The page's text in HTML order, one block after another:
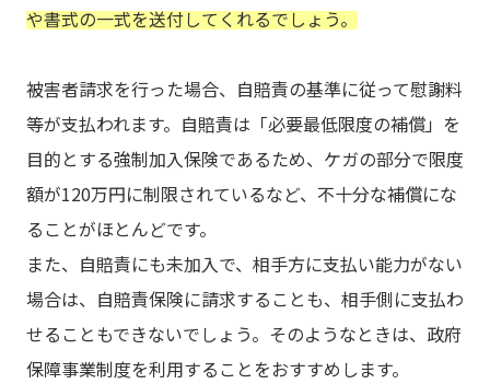
や書式の一式を送付してくれるでしょう。
被害者請求を行った場合、自賠責の基準に従って慰謝料
等が支払われます。自賠責は「必要最低限度の補償」を
目的とする強制加入保険であるため、ケガの部分で限度
額が120万円に制限されているなど、不十分な補償にな
ることがほとんどです。
また、自賠責にも未加入で、相手方に支払い能力がない
場合は、自賠責保険に請求することも、相手側に支払わ
せることもできないでしょう。そのようなときは、政府
保障事業制度を利用することをおすすめします。